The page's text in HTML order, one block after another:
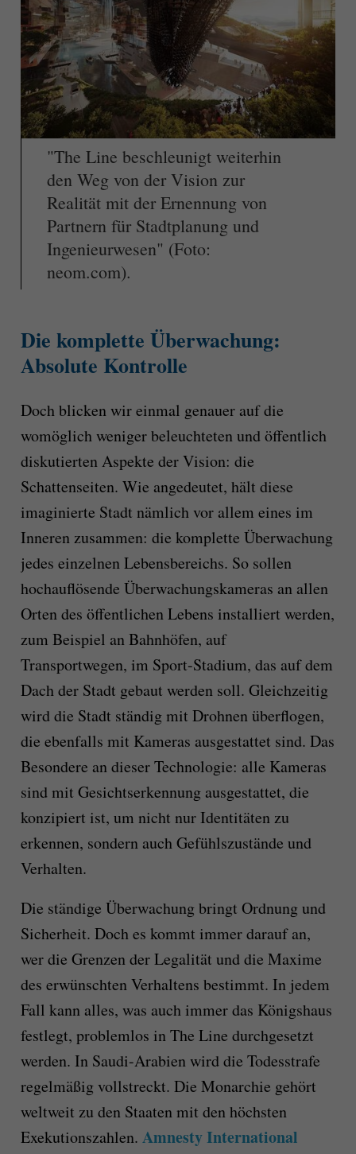
"The Line beschleunigt weiterhin
den Weg von der Vision zur
Realität mit der Ernennung von
Partnern für Stadtplanung und
Ingenieurwesen" (Foto:
neom.com).
Die komplette Überwachung:
Absolute Kontrolle
Doch blicken wir einmal genauer auf die
womöglich weniger beleuchteten und öffentlich
diskutierten Aspekte der Vision: die
Schattenseiten. Wie angedeutet, hält diese
imaginierte Stadt nämlich vor allem eines im
Inneren zusammen: die komplette Überwachung
jedes einzelnen Lebensbereichs. So sollen
hochauflösende Überwachungskameras an allen
Orten des öffentlichen Lebens installiert werden,
zum Beispiel an Bahnhöfen, auf
Transportwegen, im Sport-Stadium, das auf dem
Dach der Stadt gebaut werden soll. Gleichzeitig
wird die Stadt ständig mit Drohnen überflogen,
die ebenfalls mit Kameras ausgestattet sind. Das
Besondere an dieser Technologie: alle Kameras
sind mit Gesichtserkennung ausgestattet, die
konzipiert ist, um nicht nur Identitäten zu
erkennen, sondern auch Gefühlszustände und
Verhalten.
Die ständige Überwachung bringt Ordnung und
Sicherheit. Doch es kommt immer darauf an,
wer die Grenzen der Legalität und die Maxime
des erwünschten Verhaltens bestimmt. In jedem
Fall kann alles, was auch immer das Königshaus
festlegt, problemlos in The Line durchgesetzt
werden. In Saudi-Arabien wird die Todesstrafe
regelmäßig vollstreckt. Die Monarchie gehört
weltweit zu den Staaten mit den höchsten
Exekutionszahlen. Amnesty International